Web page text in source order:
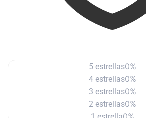
5 estrellas0%
4 estrellas0%
3 estrellas0%
2 estrellas0%